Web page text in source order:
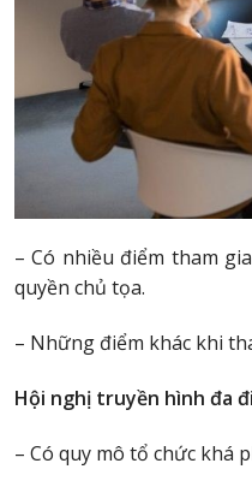
– Có nhiều điểm tham
quyền chủ tọa.
– Những điểm khác khi
Hội nghị truyền hình đa
– Có quy mô tổ chức khá